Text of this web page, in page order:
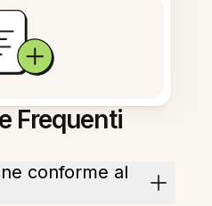
Frequenti
conforme al